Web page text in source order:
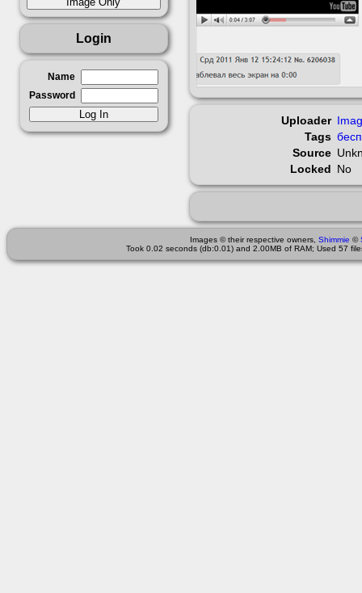
Login
Name
Password
Uploader
Tags
Source
Locked No
Images © their respective owners, Shimmie ©
Took 0.02 seconds (db:0.01) and 2.00MB of RAM; Used 57